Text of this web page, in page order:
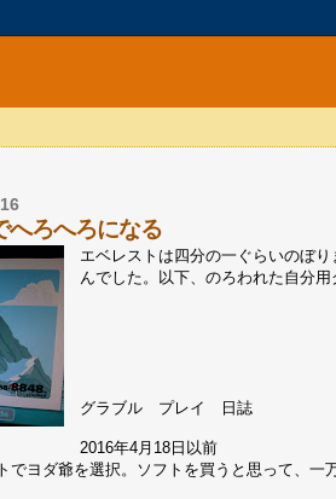
へろへろになる
エベレストは四分の一ぐらいのぼ
んでした。以下、のろわれた自分用
グラブル プレイ 日誌
2016年4月18日以前
でヨダ爺を選択。ソフトを買うと思って、一